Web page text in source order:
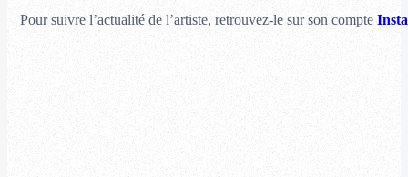
Pour suivre l’actualité de l’artiste, retrouvez-le sur son compte